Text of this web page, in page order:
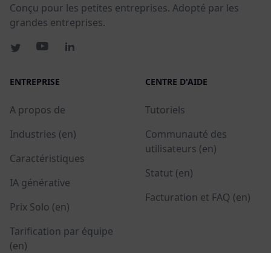
Conçu pour les petites entreprises. Adopté par les
grandes entreprises.
ENTREPRISE
A propos de
Industries (en)
Caractéristiques
IA générative
Prix Solo (en)
Tarification par équipe
(en)
CENTRE D'AIDE
Tutoriels
Communauté des
utilisateurs (en)
Statut (en)
Facturation et FAQ (en)